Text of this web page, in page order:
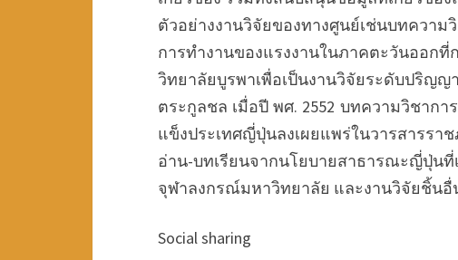
ตัวอย่างงานวิจัยของทางศูนย์เช่นบทควา
การทำงานของแรงงานในภาคตะวันออก
วิทยาลัยบูรพาเพื่อเป็นงานวิจัยระดับปริญ
ตระกูลชล เมื่อปี พศ. 2552 บทความวิชาก
แข็งประเทศญี่ปุ่นลงเผยแพร่ในวารสารร
อ่าน-บทเรียนจากนโยบายสาธารณะญี่ปุ่น
จุฬาลงกรณ์มหาวิทยาลัย และงานวิจัยชิ้น
Social sharing